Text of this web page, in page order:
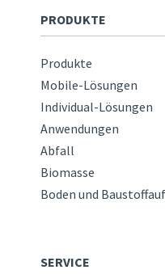
PRODUKTE
Produkte
Mobile-Lösungen
Individual-Lösungen
Anwendungen
Abfall
Biomasse
Boden und
SERVICE